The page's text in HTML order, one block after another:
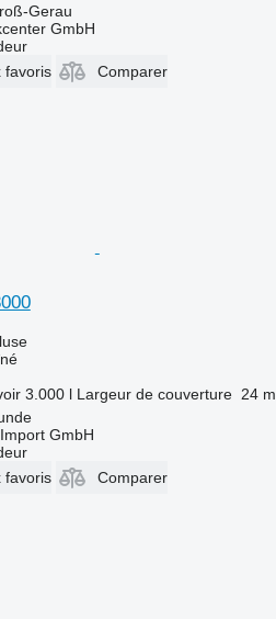
Gerau
GmbH
favoris
Comparer
3.000 l Largeur de couverture 24 m
GmbH
favoris
Comparer